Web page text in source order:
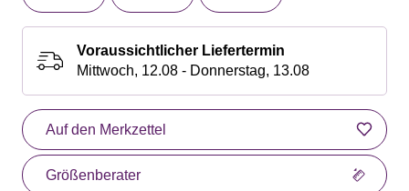
Voraussichtlicher Liefertermin
Mittwoch, 12.08 - Donnerstag, 13.08
Auf den Merkzettel
Größenberater